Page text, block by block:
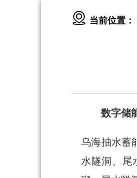
当前位置：
数字储
乌海抽水蓄
水隧洞、尾